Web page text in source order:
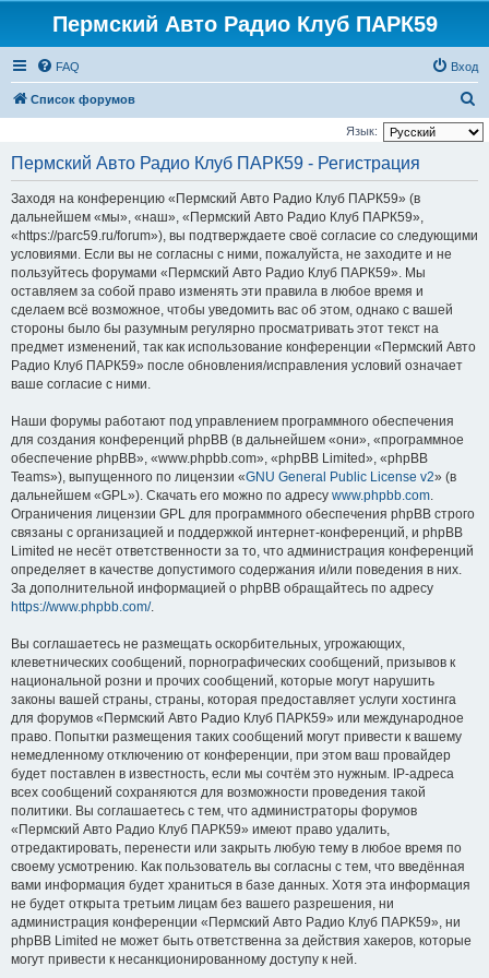
Пермский Авто Радио Клуб ПАРК59
FAQ Вход
Список форумов
о
Язык:
Пермский Авто Радио Клуб ПАРК59 - Регистрация
Заходя на конференцию «Пермский Авто Радио Клуб ПАРК59» (в
дальнейшем «мы», «наш», «Пермский Авто Радио Клуб ПАРК59»,
«https://parc59.ru/forum»), вы подтверждаете своё согласие со следующими
условиями. Если вы не согласны с ними, пожалуйста, не заходите и не
пользуйтесь форумами «Пермский Авто Радио Клуб ПАРК59». Мы
оставляем за собой право изменять эти правила в любое время и
сделаем всё возможное, чтобы уведомить вас об этом, однако с вашей
стороны было бы разумным регулярно просматривать этот текст на
предмет изменений, так как использование конференции «Пермский Авто
Радио Клуб ПАРК59» после обновления/исправления условий означает
ваше согласие с ними.
Наши форумы работают под управлением программного обеспечения
для создания конференций phpBB (в дальнейшем «они», «программное
обеспечение phpBB», «www.phpbb.com», «phpBB Limited», «phpBB
Teams»), выпущенного по лицензии «GNU General Public License v2» (в
дальнейшем «GPL»). Скачать его можно по адресу www.phpbb.com.
Ограничения лицензии GPL для программного обеспечения phpBB строго
связаны с организацией и поддержкой интернет-конференций, и phpBB
Limited не несёт ответственности за то, что администрация конференций
определяет в качестве допустимого содержания и/или поведения в них.
За дополнительной информацией о phpBB обращайтесь по адресу
https://www.phpbb.com/.
Вы соглашаетесь не размещать оскорбительных, угрожающих,
клеветнических сообщений, порнографических сообщений, призывов к
национальной розни и прочих сообщений, которые могут нарушить
законы вашей страны, страны, которая предоставляет услуги хостинга
для форумов «Пермский Авто Радио Клуб ПАРК59» или международное
право. Попытки размещения таких сообщений могут привести к вашему
немедленному отключению от конференции, при этом ваш провайдер
будет поставлен в известность, если мы сочтём это нужным. IP-адреса
всех сообщений сохраняются для возможности проведения такой
политики. Вы соглашаетесь с тем, что администраторы форумов
«Пермский Авто Радио Клуб ПАРК59» имеют право удалить,
отредактировать, перенести или закрыть любую тему в любое время по
своему усмотрению. Как пользователь вы согласны с тем, что введённая
вами информация будет храниться в базе данных. Хотя эта информация
не будет открыта третьим лицам без вашего разрешения, ни
администрация конференции «Пермский Авто Радио Клуб ПАРК59», ни
phpBB Limited не может быть ответственна за действия хакеров, которые
могут привести к несанкционированному доступу к ней.